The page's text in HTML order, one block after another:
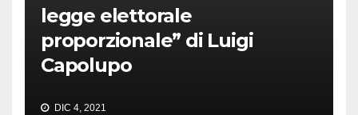
legge elettorale
proporzionale” di Luigi
Capolupo
DIC 4, 2021